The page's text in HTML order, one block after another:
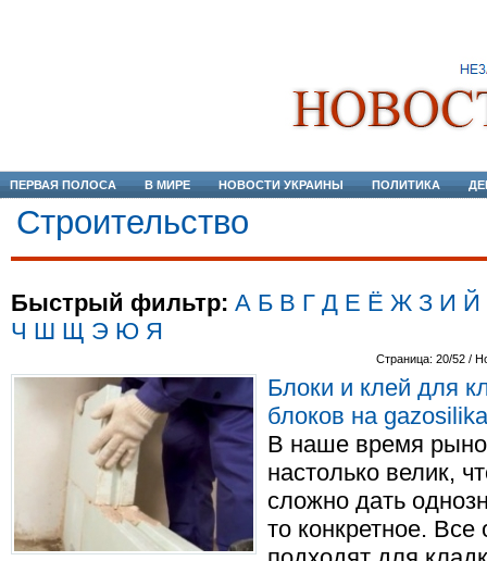
ПЕРВАЯ ПОЛОСА В МИРЕ НОВОСТИ УКРАИНЫ ПОЛИТИКА
Строительство
Быстрый фильтр: А Б В Г Д Е Ё Ж З И Й
Ч Ш Щ Э Ю Я
Страница: 20/52 /
Блоки и клей для
блоков на
В наше время
настолько велик,
сложно дать
то конкретное.